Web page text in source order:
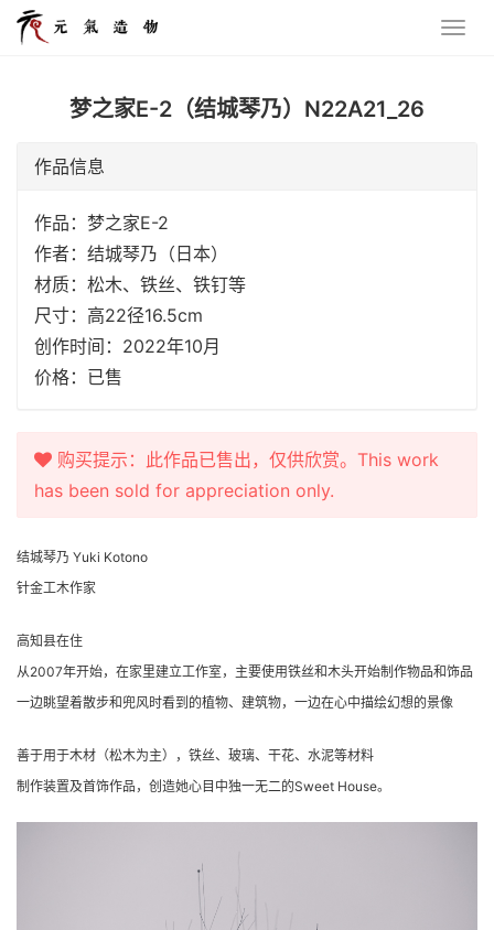
梦之家E-2（结城琴乃）N22A21_26
作品信息
作品：梦之家E-2
作者：结城琴乃（日本）
材质：松木、铁丝、铁钉等
尺寸：高22径16.5cm
创作时间：2022年10月
价格：已售
购买提示：此作品已售出，仅供欣赏。This work
has been sold for appreciation only.
结城琴乃 Yuki Kotono
针金工木作家
高知县在住
从2007年开始，在家里建立工作室，主要使用铁丝和木头开始制作物品和饰品
一边眺望着散步和兜风时看到的植物、建筑物，一边在心中描绘幻想的景像
善于用于木材（松木为主），铁丝、玻璃、干花、水泥等材料
制作装置及首饰作品，创造她心目中独一无二的Sweet House。